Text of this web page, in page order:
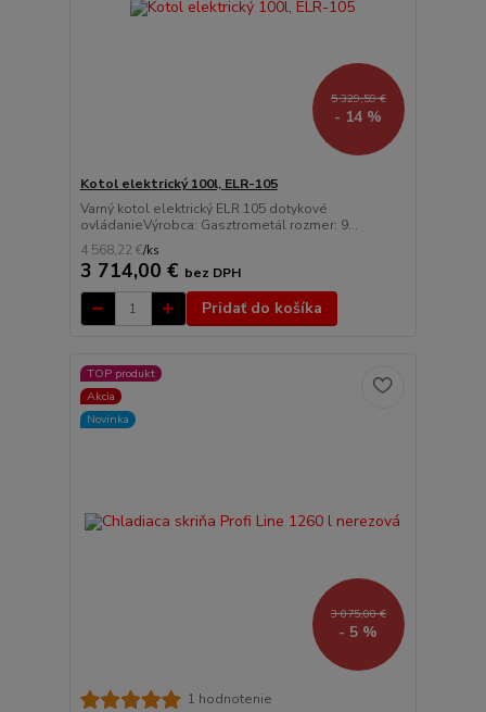
5 329,59 €
- 14 %
Kotol elektrický 100l, ELR-105
Varný kotol elektrický ELR 105 dotykové
ovládanieVýrobca: Gasztrometál rozmer: 9...
4 568,22 €/ks
3 714,00 € bez DPH
Pridať do košíka
TOP produkt
Akcia
Novinka
3 075,00 €
- 5 %
1 hodnotenie